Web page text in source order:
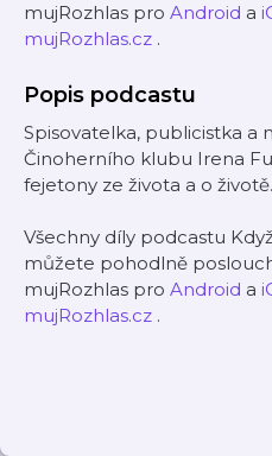
mujRozhlas pro Android a
mujRozhlas.cz .
Popis podcastu
Spisovatelka, publicistka a
Činoherního klubu Irena
fejetony ze života a o životě.
Všechny díly podcastu
můžete pohodlně
mujRozhlas pro Android a
mujRozhlas.cz .